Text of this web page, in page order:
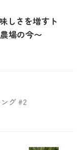
しさを増すト
場の今〜
グ #2